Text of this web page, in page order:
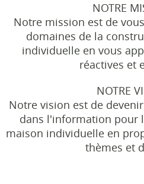
NOTRE
Notre mission est de
domaines de la
individuelle en vous
réactives et
NOTRE
Notre vision est de
dans l'information pour
maison individuelle en
thèmes et